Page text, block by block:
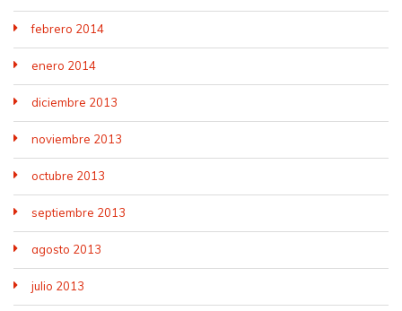
febrero 2014
enero 2014
diciembre 2013
noviembre 2013
octubre 2013
septiembre 2013
agosto 2013
julio 2013